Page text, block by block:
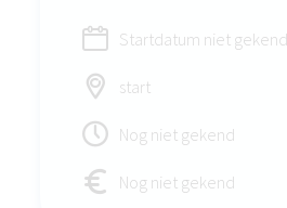
Startdatum niet gekend
start
Nog niet gekend
Nog niet gekend